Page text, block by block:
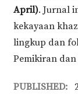
April). Jurnal
kekayaan
lingkup dan
Pemikiran
PUBLISHED: